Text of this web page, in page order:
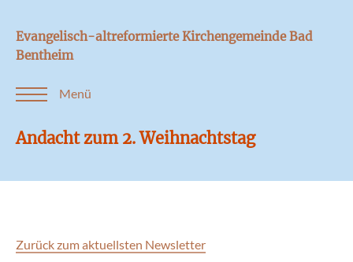
Evangelisch-altreformierte Kirchengemeinde Bad
Bentheim
Menü
Andacht zum 2. Weihnachtstag
Zurück zum aktuellsten Newsletter